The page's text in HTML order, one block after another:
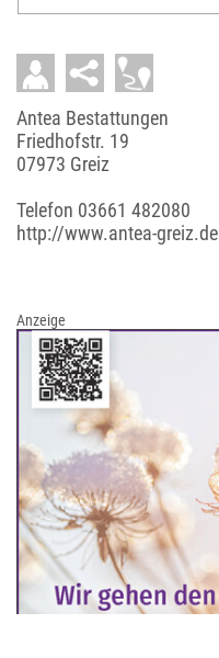
Antea Bestattungen
Friedhofstr. 19
07973 Greiz
Telefon 03661 482080
http://www.antea-greiz.de
Anzeige